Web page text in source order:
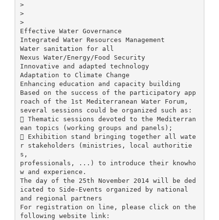
>
>
>
Effective Water Governance
Integrated Water Resources Management
Water sanitation for all
Nexus Water/Energy/Food Security
Innovative and adapted technology
Adaptation to Climate Change
Enhancing education and capacity building
Based on the success of the participatory app
roach of the 1st Mediterranean Water Forum,
several sessions could be organized such as:
 Thematic sessions devoted to the Mediterran
ean topics (working groups and panels);
 Exhibition stand bringing together all wate
r stakeholders (ministries, local authoritie
s,
professionals, ...) to introduce their knowho
w and experience.
The day of the 25th November 2014 will be ded
icated to Side-Events organized by national
and regional partners
For registration on line, please click on the
following website link: